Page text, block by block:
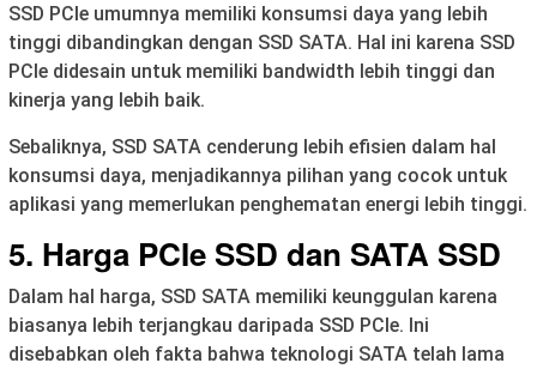
SSD PCIe umumnya memiliki konsumsi daya yang lebih
tinggi dibandingkan dengan SSD SATA. Hal ini karena SSD
PCIe didesain untuk memiliki bandwidth lebih tinggi dan
kinerja yang lebih baik.
Sebaliknya, SSD SATA cenderung lebih efisien dalam hal
konsumsi daya, menjadikannya pilihan yang cocok untuk
aplikasi yang memerlukan penghematan energi lebih tinggi.
5. Harga PCIe SSD dan SATA SSD
Dalam hal harga, SSD SATA memiliki keunggulan karena
biasanya lebih terjangkau daripada SSD PCIe. Ini
disebabkan oleh fakta bahwa teknologi SATA telah lama